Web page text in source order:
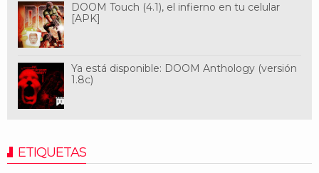
DOOM Touch (4.1), el infierno en tu celular
[APK]
Ya está disponible: DOOM Anthology (versión
1.8c)
ETIQUETAS